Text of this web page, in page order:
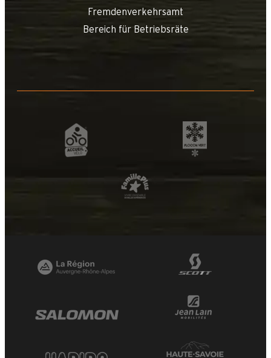
Fremdenverkehrsamt
Bereich für Betriebsräte